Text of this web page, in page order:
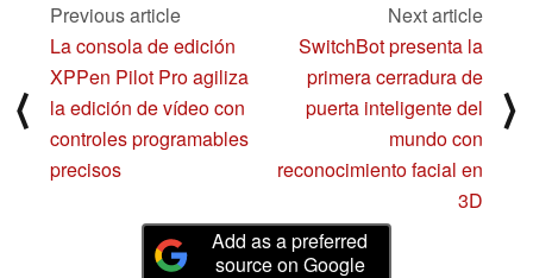
⟨
Previous article
La consola de edición
XPPen Pilot Pro agiliza
la edición de vídeo con
controles programables
precisos
Next article
SwitchBot presenta la
primera cerradura de
puerta inteligente del
mundo con
reconocimiento facial en
3D
⟩
Add as a preferred
source on Google